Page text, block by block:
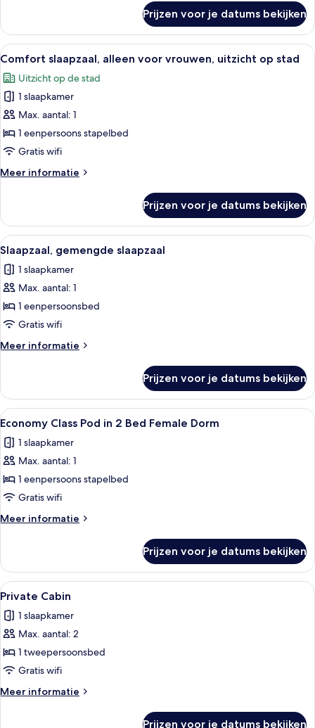
slaapzaal,
gemengde
slaapzaal
Prijzen voor je datums bekijken
Alle
foto's
voor
Comfort
slaapzaal,
alleen
voor
uitzicht
laden
Een slaapkamer met stapelbed,
5
Comfort slaapzaal, alleen voor vrouwen, uitzicht op stad
Uitzicht op de stad
1 slaapkamer
Max. aantal: 1
1 eenpersoons stapelbed
Gratis wifi
Meer informatie
Meer
slaapzaal,
alleen
voor
vrouwen,
uitzicht
op
Prijzen voor je datums bekijken
Alle
foto's
voor
Slaapzaal,
gemengde
slaapzaal
laden
Een compact, modern treincabine
6
Slaapzaal, gemengde slaapzaal
1 slaapkamer
Max. aantal: 1
1 eenpersoonsbed
Gratis wifi
Meer informatie
Meer
gemengde
slaapzaal
Prijzen voor je datums bekijken
Alle
foto's
voor
Economy
Class
Pod
in
2
Female
Dorm
laden
Een slaapkamer met stapelbed,
5
Economy Class Pod in 2 Bed Female Dorm
1 slaapkamer
Max. aantal: 1
1 eenpersoons stapelbed
Gratis wifi
Meer informatie
Meer
Class
Pod
in
Bed
Female
Prijzen voor je datums bekijken
Alle
foto's
voor
Private
Cabin
laden
Douchegedeelte met een
2
Private Cabin
1 slaapkamer
Max. aantal: 2
1 tweepersoonsbed
Gratis wifi
Meer informatie
Meer
Prijzen voor je datums bekijken